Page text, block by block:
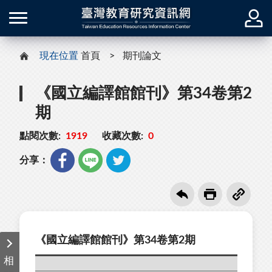
現在位置 首頁 期刊論文
《國立編譯館館刊》第34卷第2
期
點閱次數: 1919 收藏次數: 0
分享：
相
《國立編譯館館刊》第34卷第2期